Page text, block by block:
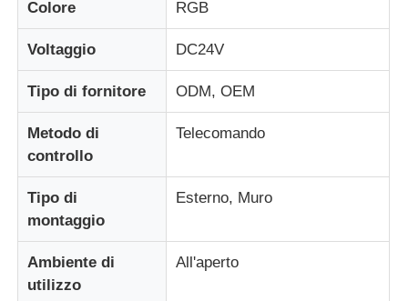
Display a mesh a LED
Schermo del film trasparente a LED
Display LED trasparente
Schermo LED Volante per Droni
schermo a led olografico
Colore RGB
Voltaggio DC24V
Tipo di fornitore ODM, OEM
Metodo di
controllo
Telecomando
Tipo di
montaggio
Esterno, Muro
Ambiente di
utilizzo
All'aperto